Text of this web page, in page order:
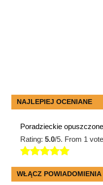
NAJLEPIEJ OCENIANE
Poradzieckie
Rating:5.0/5. From 1
WŁĄCZ POWIADOMIENIA